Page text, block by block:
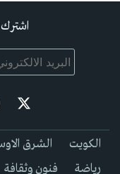
اشترك
الكويت الشرق
رياضة
فنون وثقافة